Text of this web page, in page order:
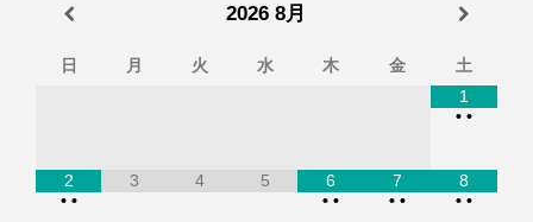
2026 8月
日 月 火 水 木 金
土
1
• •
2
• •
3 4 5
6
• •
7
• •
8
• •